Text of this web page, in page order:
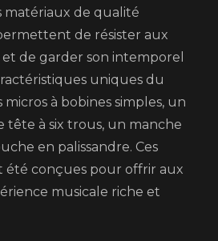
matériaux de qualité
de résister aux
et de garder son intemporel
uniques du
à bobines simples, un
tête à six trous, un manche
en palissandre. Ces
été conçues pour offrir aux
musicale riche et